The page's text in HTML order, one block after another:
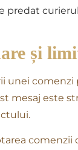
predat
și
unei
mesaj este
comenzii